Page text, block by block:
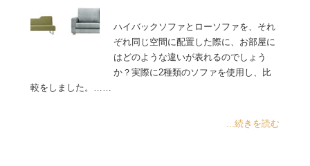
ハイバックソファとローソファを、それ
ぞれ同じ空間に配置した際に、お部屋に
はどのような違いが表れるのでしょう
か？実際に2種類のソファを使用し、比
較をしました。……
...続きを読む